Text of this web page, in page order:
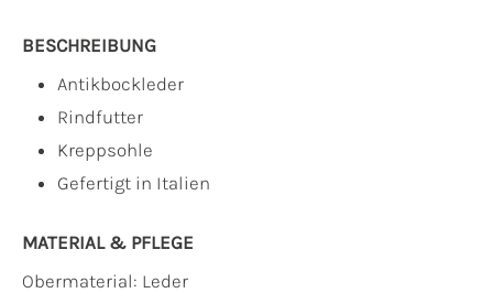
BESCHREIBUNG
Antikbockleder
Rindfutter
Kreppsohle
Gefertigt in Italien
MATERIAL & PFLEGE
Obermaterial: Leder